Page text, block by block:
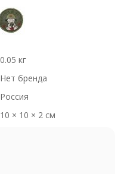
0.05 кг
Нет бренда
Россия
10 × 10 × 2 см